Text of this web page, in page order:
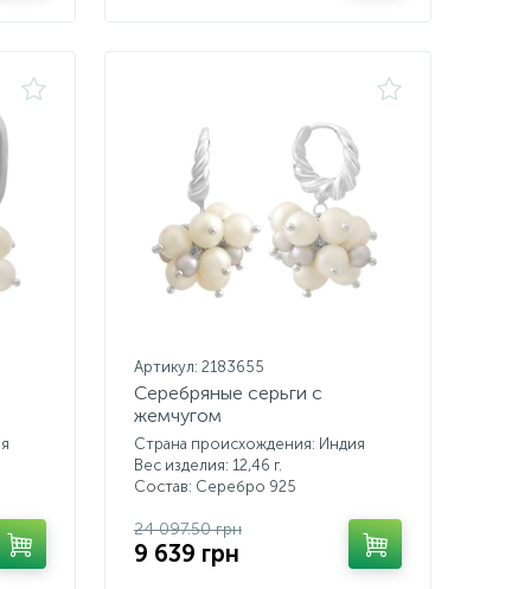
Артикул: 2183655
Серебряные серьги с
жемчугом
Страна происхождения: Индия
Вес изделия: 12,46 г.
Состав: Серебро 925
24 097.50 грн
9 639 грн